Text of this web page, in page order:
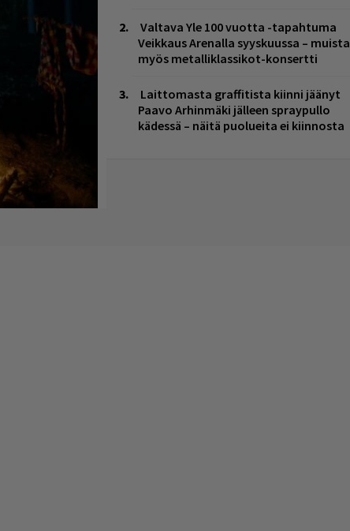
Valtava Yle 100 vuotta -tapahtuma
Veikkaus Arenalla syyskuussa – muista
myös metalliklassikot-konsertti
Laittomasta graffitista kiinni jäänyt
Paavo Arhinmäki jälleen spraypullo
kädessä – näitä puolueita ei kiinnosta